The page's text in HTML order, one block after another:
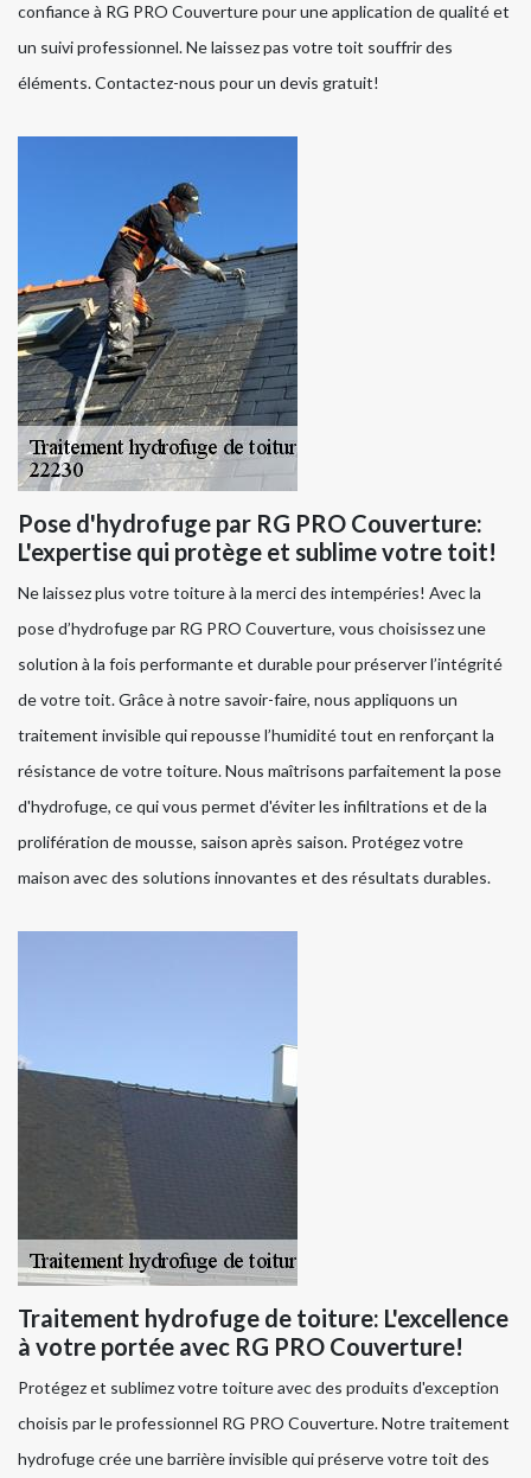
confiance à RG PRO Couverture pour une application de qualité et
un suivi professionnel. Ne laissez pas votre toit souffrir des
éléments. Contactez-nous pour un devis gratuit!
Pose d'hydrofuge par RG PRO Couverture:
L'expertise qui protège et sublime votre toit!
Ne laissez plus votre toiture à la merci des intempéries! Avec la
pose d’hydrofuge par RG PRO Couverture, vous choisissez une
solution à la fois performante et durable pour préserver l’intégrité
de votre toit. Grâce à notre savoir-faire, nous appliquons un
traitement invisible qui repousse l’humidité tout en renforçant la
résistance de votre toiture. Nous maîtrisons parfaitement la pose
d'hydrofuge, ce qui vous permet d'éviter les infiltrations et de la
prolifération de mousse, saison après saison. Protégez votre
maison avec des solutions innovantes et des résultats durables.
Traitement hydrofuge de toiture: L'excellence
à votre portée avec RG PRO Couverture!
Protégez et sublimez votre toiture avec des produits d'exception
choisis par le professionnel RG PRO Couverture. Notre traitement
hydrofuge crée une barrière invisible qui préserve votre toit des